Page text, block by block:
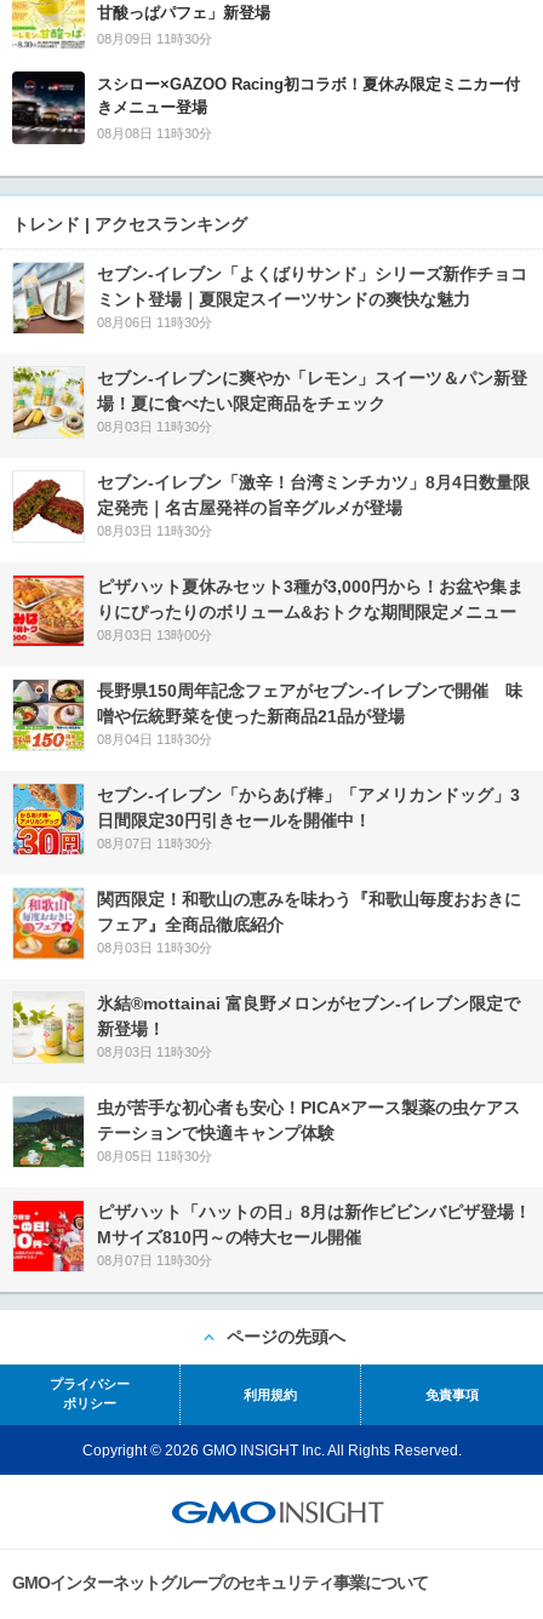
甘酸っぱパフェ」新登場
08月09日 11時30分
スシロー×GAZOO Racing初コラボ！夏休み限定ミニカー付
きメニュー登場
08月08日 11時30分
トレンド | アクセスランキング
セブン‐イレブン「よくばりサンド」シリーズ新作チョコ
ミント登場｜夏限定スイーツサンドの爽快な魅力
08月06日 11時30分
セブン‐イレブンに爽やか「レモン」スイーツ＆パン新登
場！夏に食べたい限定商品をチェック
08月03日 11時30分
セブン-イレブン「激辛！台湾ミンチカツ」8月4日数量限
定発売｜名古屋発祥の旨辛グルメが登場
08月03日 11時30分
ピザハット夏休みセット3種が3,000円から！お盆や集ま
りにぴったりのボリューム&おトクな期間限定メニュー
08月03日 13時00分
長野県150周年記念フェアがセブン-イレブンで開催 味
噌や伝統野菜を使った新商品21品が登場
08月04日 11時30分
セブン‐イレブン「からあげ棒」「アメリカンドッグ」3
日間限定30円引きセールを開催中！
08月07日 11時30分
関西限定！和歌山の恵みを味わう『和歌山毎度おおきに
フェア』全商品徹底紹介
08月03日 11時30分
氷結®mottainai 富良野メロンがセブン‐イレブン限定で
新登場！
08月03日 11時30分
虫が苦手な初心者も安心！PICA×アース製薬の虫ケアス
テーションで快適キャンプ体験
08月05日 11時30分
ピザハット「ハットの日」8月は新作ビビンバピザ登場！
Mサイズ810円～の特大セール開催
08月07日 11時30分
ページの先頭へ
プライバシー
ポリシー
利用規約 免責事項
Copyright © 2026 GMO INSIGHT Inc. All Rights Reserved.
GMOインターネットグループのセキュリティ事業について